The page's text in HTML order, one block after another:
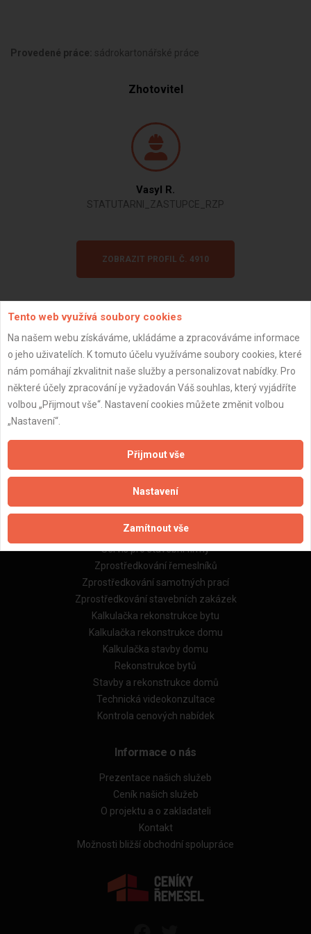
Provedené práce: sádrokartonářské práce
Zhotovitel
Vasyl R.
STATUTARNI_ZASTUPCE_RZP
ZOBRAZIT PROFIL Č. 4910
Důležité informace
Naše firmy a řemeslníci
Zpracování a ochrana osobních údajů
Obchodní podmínky (rozpočtování)
Reference
Naše excelové tabulky online
Naše služby
Servis pro stavební firmy
Zprostředkování řemeslníků
Zprostředkování samotných prací
Zprostředkování stavebních zakázek
Kalkulačka rekonstrukce bytu
Kalkulačka rekonstrukce domu
Kalkulačka stavby domu
Rekonstrukce bytů
Stavby a rekonstrukce domů
Technická videokonzultace
Kontrola cenových nabídek
Informace o nás
Prezentace našich služeb
Ceník našich služeb
O projektu a o zakladateli
Kontakt
Možnosti bližší obchodní spolupráce
Tento web využívá soubory cookies
Na našem webu získáváme, ukládáme a zpracováváme informace
o jeho uživatelích. K tomuto účelu využíváme soubory cookies, které
nám pomáhají zkvalitnit naše služby a personalizovat nabídky. Pro
některé účely zpracování je vyžadován Váš souhlas, který vyjádříte
volbou „Přijmout vše“. Nastavení cookies můžete změnit volbou
„Nastavení“.
Přijmout vše
Nastavení
Zamítnout vše